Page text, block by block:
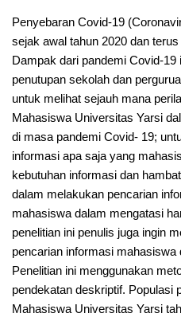
Penyebaran Covid-19
sejak awal tahun 2020 dan
Dampak dari pandemi Covid-19
penutupan sekolah dan
untuk melihat sejauh mana
Mahasiswa Universitas Yarsi
di masa pandemi Covid- 19;
informasi apa saja yang
kebutuhan informasi dan
dalam melakukan pencarian
mahasiswa dalam mengatasi
penelitian ini penulis juga ingin
pencarian informasi mahasiswa
Penelitian ini menggunakan
pendekatan deskriptif. Populasi
Mahasiswa Universitas Yarsi